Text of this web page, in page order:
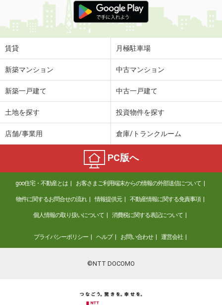
賃貸 月極駐車場
新築マンション 中古マンション
新築一戸建て 中古一戸建て
土地を探す 投資物件を探す
店舗/事業用 倉庫/トランクルーム
PC版へ
goo住宅・不動産とは お客さまご利用端末からの情報の外部送信について
物件に関するお問合せの流れ 情報提供元 不動産情報に関する免責事項
個人情報の取り扱いについて 消費税に関する表記について
プライバシーポリシー ヘルプ お問い合わせ 運営会社
©NTT DOCOMO